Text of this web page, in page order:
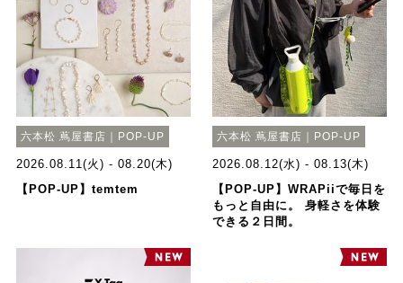
六本松 蔦屋書店｜POP-UP
2026.08.11(火) - 08.20(木)
【POP-UP】temtem
六本松 蔦屋書店｜POP-UP
2026.08.12(水) - 08.13(木)
【POP-UP】WRAPiiで毎日を
もっと自由に。 身軽さを体験
できる２日間。